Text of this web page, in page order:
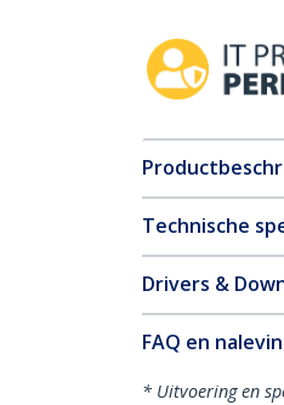
Technische
Drivers &
FAQ en
* Uitvoering en